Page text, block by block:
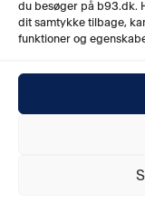
du besøger på b93.dk.
dit samtykke tilbage,
funktioner og
Historie